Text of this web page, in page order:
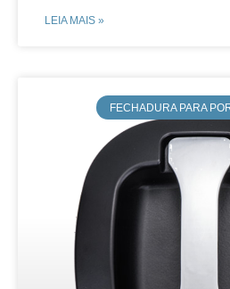
LEIA MAIS »
FECHADURA PARA